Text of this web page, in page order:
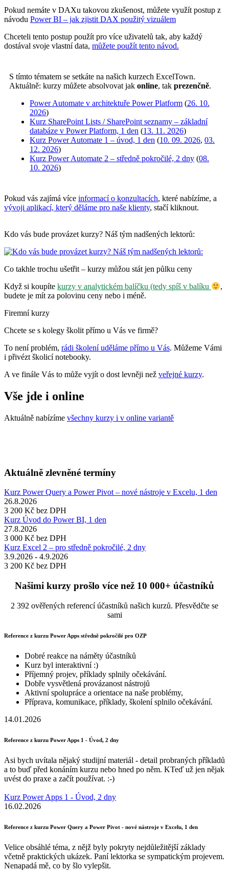
Pokud nemáte v DAXu takovou zkušenost, můžete využít postup z
návodu Power BI – jak zjistit DAX použitý vizuálem
Chceteli tento postup použít pro více uživatelů tak, aby každý
dostával svoje vlastní data, můžete použít tento návod.
S tímto tématem se setkáte na našich kurzech ExcelTown.
Aktuálně: kurzy můžete absolvovat jak online, tak prezenčně.
Power Automate v architektuře Power Platform (26. 10.
2026)
Kurz SharePoint Lists / SharePoint seznamy – základní
databáze v Power Platform, 1 den (13. 11. 2026)
Kurz Power Automate 1 – úvod, 1 den (10. 09. 2026, 03.
12. 2026)
Kurz Power Automate 2 – středně pokročilé, 2 dny (08.
10. 2026)
Pokud vás zajímá více informací o konzultacích, které nabízíme, a
vývoji aplikací, který děláme pro naše klienty, stačí kliknout.
Kdo vás bude provázet kurzy? Náš tým nadšených lektorů:
Co takhle trochu ušetřit – kurzy můžou stát jen půlku ceny
Když si koupíte kurzy v analytickém balíčku (tedy spíš v balíku
,
budete je mít za polovinu ceny nebo i méně.
Firemní kurzy
Chcete se s kolegy školit přímo u Vás ve firmě?
To není problém, rádi školení uděláme přímo u Vás. Můžeme Vámi
i přivézt školicí notebooky.
A ve finále Vás to může vyjít o dost levněji než veřejné kurzy.
Vše jde i online
Aktuálně nabízíme všechny kurzy i v online variantě
Aktuálně zlevněné termíny
Kurz Power Query a Power Pivot – nové nástroje v Excelu, 1 den
26.8.2026
3 200 Kč bez DPH
Kurz Úvod do Power BI, 1 den
27.8.2026
3 000 Kč bez DPH
Kurz Excel 2 – pro středně pokročilé, 2 dny
3.9.2026 - 4.9.2026
3 200 Kč bez DPH
Našimi kurzy prošlo více než 10 000+ účastníků
2 392 ověřených referencí účastníků našich kurzů. Přesvědčte se
sami
Reference z kurzu Power Apps středně pokročilé pro OZP
Dobré reakce na náměty účastníků
Kurz byl interaktivní :)
Příjemný projev, příklady splnily očekávání.
Dobře vysvětlená provázanost nástrojů
Aktivní spolupráce a orientace na naše problémy,
Příprava, komunikace, příklady, školení splnilo očekávání.
14.01.2026
Reference z kurzu Power Apps 1 - Úvod, 2 dny
Asi bych uvítala nějaký studijní materiál - detail probraných příkladů
a to buď před konáním kurzu nebo hned po něm. KTeď už jen nějak
uvést do praxe a začít používat. :-)
Kurz Power Apps 1 - Úvod, 2 dny
16.02.2026
Reference z kurzu Power Query a Power Pivot - nové nástroje v Excelu, 1 den
Velice obsáhlé téma, z nějž byly pokryty nejdůležitější základy
včetně praktických ukázek. Paní lektorka se sympatickým projevem.
Nenapadá mě, co by šlo vylepšit.